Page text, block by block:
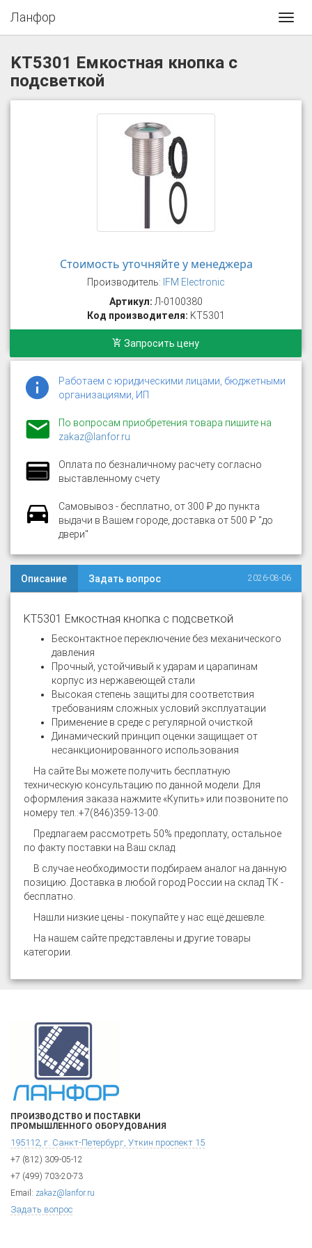
Ланфор
KT5301 Емкостная кнопка с
подсветкой
Стоимость уточняйте у менеджера
Производитель: IFM Electronic
Артикул: Л-0100380
Код производителя: KT5301
Запросить цену
Работаем с юридическими лицами, бюджетными
организациями, ИП
По вопросам приобретения товара пишите на
zakaz@lanfor.ru
Оплата по безналичному расчету согласно
выставленному счету
Самовывоз - бесплатно, от 300 ₽ до пункта
выдачи в Вашем городе, доставка от 500 ₽ "до
двери"
Описание Задать вопрос 2026-08-06
KT5301 Емкостная кнопка с подсветкой
Бесконтактное переключение без механического
давления
Прочный, устойчивый к ударам и царапинам
корпус из нержавеющей стали
Высокая степень защиты для соответствия
требованиям сложных условий эксплуатации
Применение в среде с регулярной очисткой
Динамический принцип оценки защищает от
несанкционированного использования
На сайте Вы можете получить бесплатную
техническую консультацию по данной модели. Для
оформления заказа нажмите «Купить» или позвоните по
номеру тел.:+7(846)359-13-00
Предлагаем рассмотреть 50% предоплату, остальное
по факту поставки на Ваш склад.
В случае необходимости подбираем аналог на данную
позицию. Доставка в любой город России на склад ТК -
бесплатно.
Нашли низкие цены - покупайте у нас ещё дешевле.
На нашем сайте представлены и другие товары
категории
ПРОИЗВОДСТВО И ПОСТАВКИ
ПРОМЫШЛЕННОГО ОБОРУДОВАНИЯ
195112, г. Санкт-Петербург, Уткин проспект 15
+7 (812) 309-05-12
+7 (499) 703-20-73
Email: zakaz@lanfor.ru
Задать вопрос